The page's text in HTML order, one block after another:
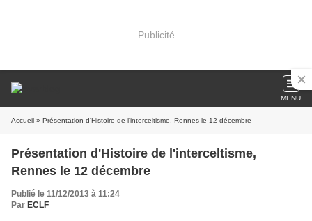
Publicité
MENU
Accueil » Présentation d'Histoire de l'interceltisme, Rennes le 12 décembre
Présentation d'Histoire de l'interceltisme,
Rennes le 12 décembre
Publié le 11/12/2013 à 11:24
Par ECLF